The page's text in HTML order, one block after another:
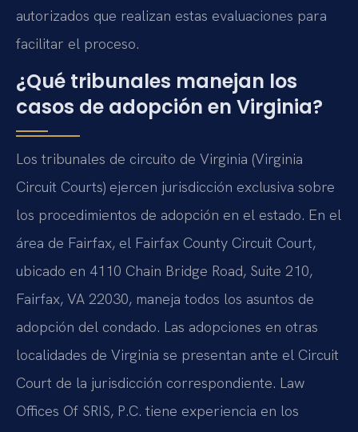
autorizados que realizan estas evaluaciones para
facilitar el proceso.
¿Qué tribunales manejan los
casos de adopción en Virginia?
Los tribunales de circuito de Virginia (Virginia
Circuit Courts) ejercen jurisdicción exclusiva sobre
los procedimientos de adopción en el estado. En el
área de Fairfax, el Fairfax County Circuit Court,
ubicado en 4110 Chain Bridge Road, Suite 210,
Fairfax, VA 22030, maneja todos los asuntos de
adopción del condado. Las adopciones en otras
localidades de Virginia se presentan ante el Circuit
Court de la jurisdicción correspondiente. Law
Offices Of SRIS, P.C. tiene experiencia en los